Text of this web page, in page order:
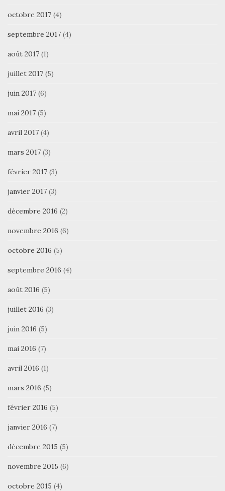
octobre 2017 (4)
septembre 2017 (4)
août 2017 (1)
juillet 2017 (5)
juin 2017 (6)
mai 2017 (5)
avril 2017 (4)
mars 2017 (3)
février 2017 (3)
janvier 2017 (3)
décembre 2016 (2)
novembre 2016 (6)
octobre 2016 (5)
septembre 2016 (4)
août 2016 (5)
juillet 2016 (3)
juin 2016 (5)
mai 2016 (7)
avril 2016 (1)
mars 2016 (5)
février 2016 (5)
janvier 2016 (7)
décembre 2015 (5)
novembre 2015 (6)
octobre 2015 (4)